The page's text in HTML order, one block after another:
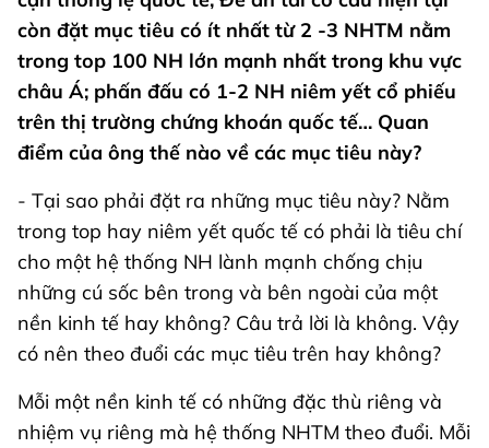
còn đặt mục tiêu có ít nhất từ 2 -3 NHTM nằm
trong top 100 NH lớn mạnh nhất trong khu vực
châu Á; phấn đấu có 1-2 NH niêm yết cổ phiếu
trên thị trường chứng khoán quốc tế… Quan
điểm của ông thế nào về các mục tiêu này?
- Tại sao phải đặt ra những mục tiêu này? Nằm
trong top hay niêm yết quốc tế có phải là tiêu chí
cho một hệ thống NH lành mạnh chống chịu
những cú sốc bên trong và bên ngoài của một
nền kinh tế hay không? Câu trả lời là không. Vậy
có nên theo đuổi các mục tiêu trên hay không?
Mỗi một nền kinh tế có những đặc thù riêng và
nhiệm vụ riêng mà hệ thống NHTM theo đuổi. Mỗi